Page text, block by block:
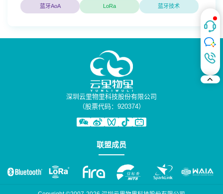
蓝牙AoA LoRa 蓝牙技术
深圳云里物里科技股份有限公司
（股票代码：920374）
联盟成员